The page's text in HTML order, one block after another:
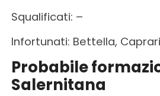
Squalificati: –
Infortunati: Bettella, Caprari
Probabile
Salernitana